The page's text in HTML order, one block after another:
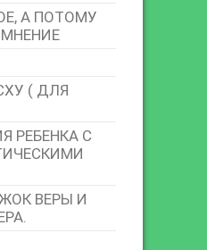
А ПОТОМУ
( ДЛЯ
РЕБЕНКА С
ВЕРЫ И